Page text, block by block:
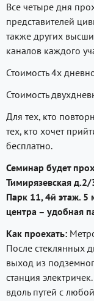
Все четыре дня
представителей
также других
каналов каждого
Стоимость 4х
Стоимость
Для тех, кто
тех, кто хочет
бесплатно.
Семинар будет
Тимирязевская
Парк 11, 4й этаж. 5
центра – удобная
Как проехать:
После стеклянных
выход из
станция
вдоль путей с